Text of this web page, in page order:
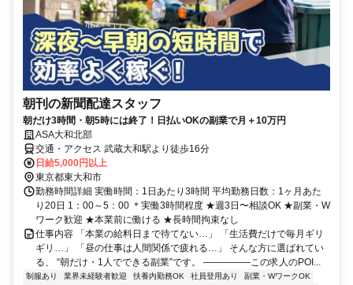
朝刊の新聞配達スタッフ
朝だけ3時間・朝5時には終了！日払いOKの副業で月＋10万円
ASA大和北部
交通・アクセス 武蔵大和駅より徒歩16分
日給5,000円以上
東京都東大和市
勤務時間詳細 実働時間：1日あたり3時間 平均勤務日数：1ヶ月あた
り20日 1：00～5：00 ＊実働3時間程度 ★週3日〜相談OK ★副業・W
ワーク歓迎 ★本業前に働ける ★長時間拘束なし
仕事内容 「本業の給料日まで待てない…」 「生活費だけで毎月ギリ
ギリ…」 「昼の仕事は人間関係で疲れる…」 そんな方に選ばれてい
る、 “朝だけ・1人でできる副業”です。 ―――――この求人のPOI...
制服あり 業界未経験者歓迎 扶養内勤務OK 社員登用あり
副業・WワークOK